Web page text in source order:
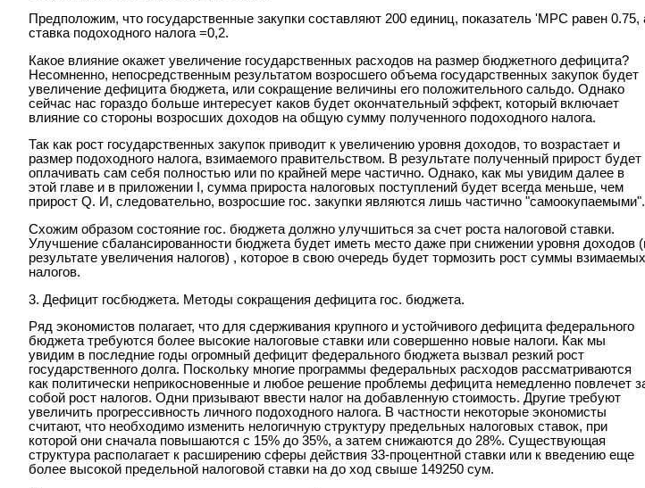
Предположим, что государственные закупки составляют 200 единиц, показатель 'МРС равен 0.75,
ставка подоходного налога =0,2.
Какое влияние окажет увеличение государственных расходов на размер бюджетного дефицита?
Несомненно, непосредственным результатом возросшего объема государственных закупок будет
увеличение дефицита бюджета, или сокращение величины его положительного сальдо. Однако
сейчас нас гораздо больше интересует каков будет окончательный эффект, который включает
влияние со стороны возросших доходов на общую сумму полученного подоходного налога.
Так как рост государственных закупок приводит к увеличению уровня доходов, то возрастает и
размер подоходного налога, взимаемого правительством. В результате полученный прирост будет
оплачивать сам себя полностью или по крайней мере частично. Однако, как мы увидим далее в
этой главе и в приложении I, сумма прироста налоговых поступлений будет всегда меньше, чем
прирост Q. И, следовательно, возросшие гос. закупки являются лишь частично "самоокупаемыми".
Схожим образом состояние гос. бюджета должно улучшиться за счет роста налоговой ставки.
Улучшение сбалансированности бюджета будет иметь место даже при снижении уровня доходов
результате увеличения налогов) , которое в свою очередь будет тормозить рост суммы взимаемых
налогов.
3. Дефицит госбюджета. Методы сокращения дефицита гос. бюджета.
Ряд экономистов полагает, что для сдерживания крупного и устойчивого дефицита федерального
бюджета требуются более высокие налоговые ставки или совершенно новые налоги. Как мы
увидим в последние годы огромный дефицит федерального бюджета вызвал резкий рост
государственного долга. Поскольку многие программы федеральных расходов рассматриваются
как политически неприкосновенные и любое решение проблемы дефицита немедленно повлечет
собой рост налогов. Одни призывают ввести налог на добавленную стоимость. Другие требуют
увеличить прогрессивность личного подоходного налога. В частности некоторые экономисты
считают, что необходимо изменить нелогичную структуру предельных налоговых ставок, при
которой они сначала повышаются с 15% до 35%, а затем снижаются до 28%. Существующая
структура располагает к расширению сферы действия 33-процентной ставки или к введению еще
более высокой предельной налоговой ставки на до ход свыше 149250 сум.